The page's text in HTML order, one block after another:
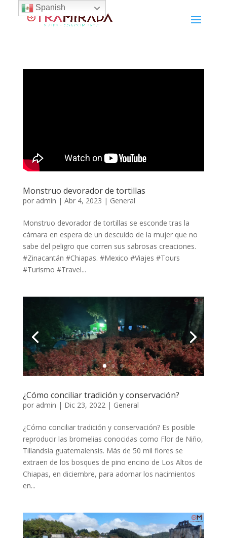
Monstruo devorador de tortillas
por admin | Abr 4, 2023 | General
Monstruo devorador de tortillas se esconde tras la
cámara en espera de un descuido de la mujer que no
sabe del peligro que corren sus sabrosas creaciones.
#Zinacantán #Chiapas. #Mexico #Viajes #Tours
#Turismo #Travel...
¿Cómo conciliar tradición y conservación?
por admin | Dic 23, 2022 | General
¿Cómo conciliar tradición y conservación? Es posible
reproducir las bromelias conocidas como Flor de Niño,
Tillandsia guatemalensis. Más de 50 mil flores se
extraen de los bosques de pino encino de Los Altos de
Chiapas, en diciembre, para adornar los nacimientos
en...
Spanish